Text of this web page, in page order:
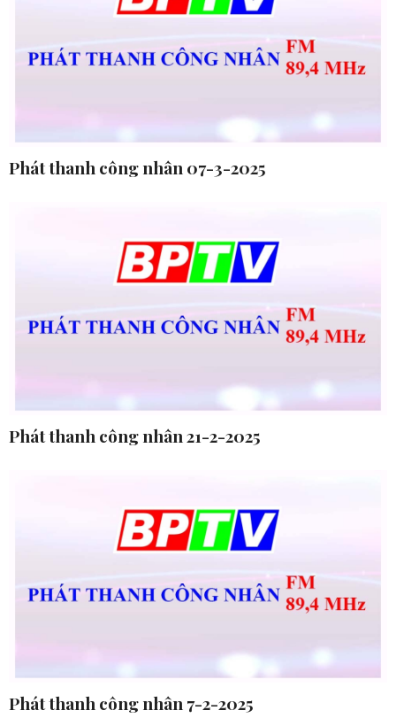
Phát thanh công nhân 07-3-2025
Phát thanh công nhân 21-2-2025
Phát thanh công nhân 7-2-2025